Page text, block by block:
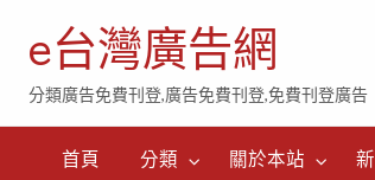
e台灣廣告網
分類廣告免費刊登,廣告免費刊登,免費刊登廣告
首頁 分類 關於本站